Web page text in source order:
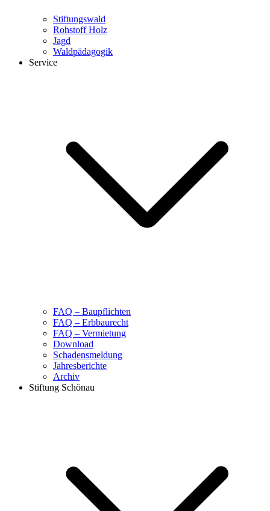
Stiftungswald
Rohstoff Holz
Jagd
Waldpädagogik
Service
FAQ – Baupflichten
FAQ – Erbbaurecht
FAQ – Vermietung
Download
Schadensmeldung
Jahresberichte
Archiv
Stiftung Schönau